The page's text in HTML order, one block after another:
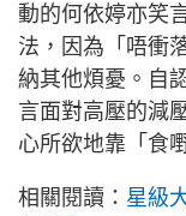
動的何依婷亦笑
法，因為「唔衝
納其他煩憂。自
言面對高壓的減
心所欲地靠「食
相關閱讀： 星級